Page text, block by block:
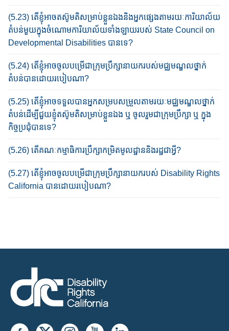
(5.23) តើខ្ញុំ​អាច​តស៊ូមតិ​សម្រាប់​ខ្លួន​ឯង​និង​អ្នក​ផ្សេង​តាម​រយៈ​ការិយាល័យ​
តំបន់មួយ​ក្នុង​ចំណោម​ការិយាល័យ​ទាំង​ឡាយ​របស់ State Council on
Developmental Disabilities បានទេ?
(5.24) តើ​ខ្ញុំ​អាច​ចូលបម្រើជា​ក្រុមប្រឹក្សានាយក​របស់​មជ្ឈមណ្ឌល​ថ្នាក់​
តំបន់បាន​ដោយ​របៀប​ណា?
(5.25) តើខ្ញុំ​អាច​ទទួល​បាន​អ្នក​សម្របសម្រួល​តាម​រយៈ​មជ្ឈមណ្ឌលថ្នាក់
តំបន់​ដើម្បី​ជួយ​ខ្ញុំ​តស៊ូមតិ​សម្រាប់​ខ្លួន​ឯង ឬ ចូល​រួម​ជាក្រុមប្រឹក្សា ឬ ក្នុង​
កិច្ច​ប្រជុំ​បាន​ទេ?​
(5.26) តើ​គណៈកម្មាធិការ​ប្រឹក្សា​កម្រិតមូលដ្ឋាននិង​រដ្ឋ​ជាអ្វី?
(5.27) តើ​ខ្ញុំ​អាច​ចូលបម្រើជា​ក្រុមប្រឹក្សានាយក​របស់​ Disability Rights
California បាន​ដោយ​របៀប​ណា?